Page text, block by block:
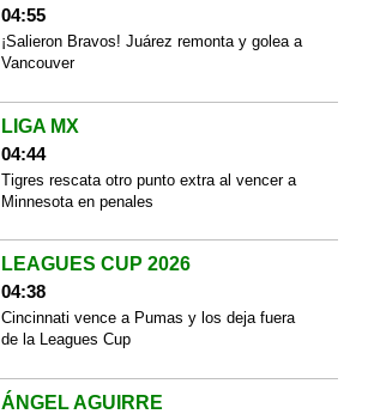
04:55
¡Salieron Bravos! Juárez remonta y golea a
Vancouver
LIGA MX
04:44
Tigres rescata otro punto extra al vencer a
Minnesota en penales
LEAGUES CUP 2026
04:38
Cincinnati vence a Pumas y los deja fuera
de la Leagues Cup
ÁNGEL AGUIRRE